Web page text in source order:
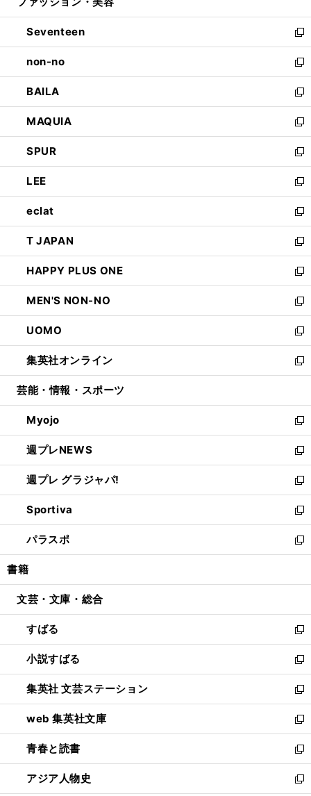
開
く
ウ
で
開
く
ン
ド
ウ
で
開
く
Seventeen
新
し
い
ウ
ィ
ン
ド
ウ
で
開
く
non-no
新
し
い
ウ
ィ
ン
ド
ウ
で
開
く
BAILA
新
し
い
ウ
ィ
ン
ド
ウ
で
開
く
MAQUIA
新
し
い
ウ
ィ
ン
ド
ウ
で
開
く
SPUR
新
し
い
ウ
ィ
ン
ド
ウ
で
開
く
LEE
新
し
い
ウ
ィ
ン
ド
ウ
で
開
く
eclat
新
し
い
ウ
ィ
ン
ド
ウ
で
開
く
T JAPAN
新
し
い
ウ
ィ
ン
ド
ウ
で
開
HAPPY PLUS ONE
新
し
い
ウ
ィ
ン
ド
ウ
開
く
MEN'S NON-NO
新
し
い
ウ
ィ
ン
ウ
で
開
く
UOMO
新
し
い
ウ
ン
ド
ウ
で
開
く
集英社オンライン
新
し
ウ
ィ
ン
ド
ウ
で
開
く
芸能・情報・スポーツ
Myojo
新
し
い
ウ
ィ
ン
ド
ウ
で
開
週プレNEWS
新
し
い
ウ
ィ
ン
ド
ウ
開
週プレ グラジャパ!
新
し
い
ウ
ィ
ン
ウ
開
く
Sportiva
新
し
い
ウ
ン
ウ
で
開
く
パラスポ
新
し
ウ
ン
ド
ウ
で
開
く
書籍
文芸・文庫・総合
すばる
新
し
い
ウ
ィ
ン
ド
ウ
で
開
く
小説すばる
新
し
い
ウ
ィ
ン
ド
ウ
で
開
集英社 文芸ステーション
新
し
い
ウ
ィ
ン
ド
web 集英社文庫
新
し
い
ウ
ィ
青春と読書
新
し
い
アジア人物史
新